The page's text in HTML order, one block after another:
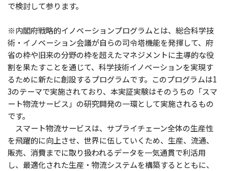
で検討して参ります。
※内閣府戦略的イノベーションプログラムとは、総合科学技
術・イノベーション会議が自らの司令塔機能を発揮して、府
省の枠や旧来の分野の枠を超えたマネジメントに主導的な役
割を果たすことを通じて、科学技術イノベーションを実現す
るために新たに創設するプログラムです。このプログラムは1
3のテーマで実施されており、本実証実験はそのうちの「スマ
ート物流サービス」の研究開発の一環として実施されるもの
です。
スマート物流サービスは、サプライチェーン全体の生産性
を飛躍的に向上させ、世界に伍していくため、生産、流通、
販売、消費までに取り扱われるデータを一気通貫で利活用
し、最適化された生産・物流システムを構築するとともに、